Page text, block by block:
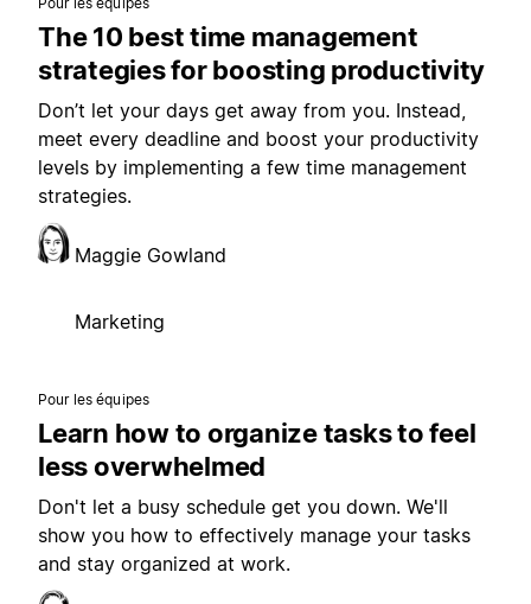
The 10 best time management
strategies for boosting productivity
Don’t let your days get away from you. Instead,
meet every deadline and boost your productivity
levels by implementing a few time management
strategies.
Maggie Gowland
Marketing
Pour les équipes
Learn how to organize tasks to feel
less overwhelmed
Don't let a busy schedule get you down. We'll
show you how to effectively manage your tasks
and stay organized at work.